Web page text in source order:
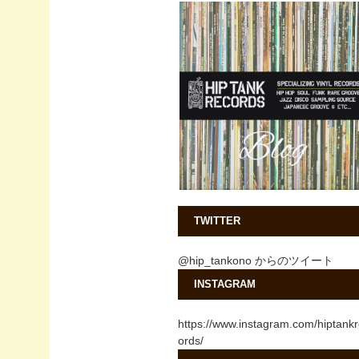
TWITTER
@hip_tankono からのツイート
INSTAGRAM
https://www.instagram.com/
ords/